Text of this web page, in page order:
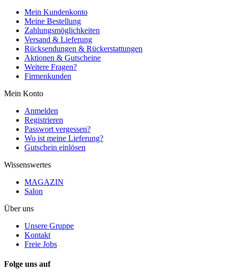
Mein Kundenkonto
Meine Bestellung
Zahlungsmöglichkeiten
Versand & Lieferung
Rücksendungen & Rückerstattungen
Aktionen & Gutscheine
Weitere Fragen?
Firmenkunden
Mein Konto
Anmelden
Registrieren
Passwort vergessen?
Wo ist meine Lieferung?
Gutschein einlösen
Wissenswertes
MAGAZIN
Salon
Über uns
Unsere Gruppe
Kontakt
Freie Jobs
Folge uns auf